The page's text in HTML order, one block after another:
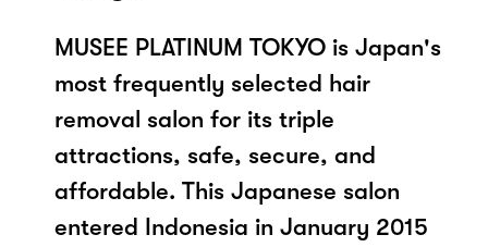
MUSEE PLATINUM TOKYO is Japan's
most frequently selected hair
removal salon for its triple
attractions, safe, secure, and
affordable. This Japanese salon
entered Indonesia in January 2015